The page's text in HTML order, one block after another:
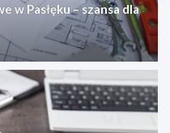
w Pasłęku – szansa dla